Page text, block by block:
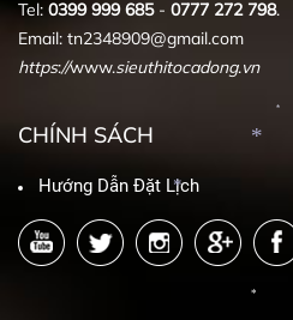
*
*
*
Tel: 0399 999 685- 0777 272 798.
Email: tn2348909@gmail.com
https://www.sieuthitocadong.vn
CHÍNH SÁCH
Hướng Dẫn Đặt Lịch